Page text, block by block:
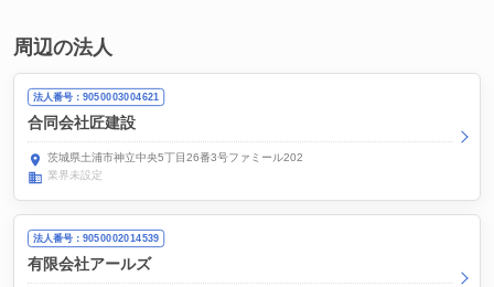
周辺の法人
法人番号：9050003004621
合同会社匠建設
茨城県土浦市神立中央5丁目26番3号ファミール202
業界未設定
法人番号：9050002014539
有限会社アールズ